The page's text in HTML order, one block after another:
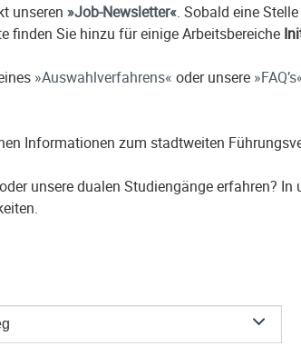
unseren Job-Newsletter . Sobald eine
finden Sie hinzu für einige Arbeitsbereiche
Auswahlverfahrens oder unsere FAQ’s
Informationen zum stadtweiten
unsere dualen Studiengänge erfahren? In